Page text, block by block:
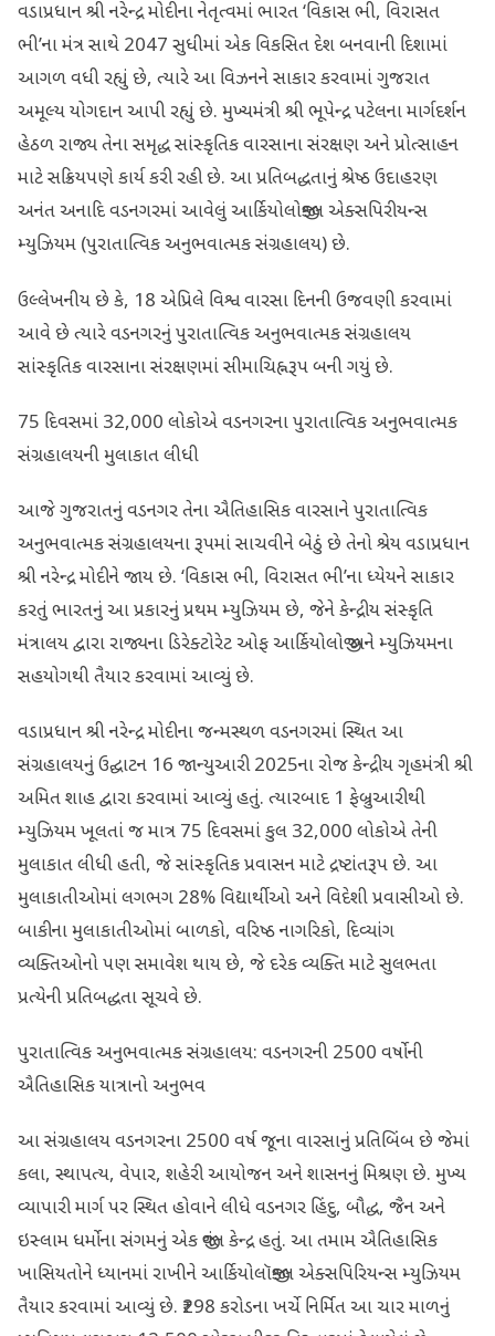
વડાપ્રધાન શ્રી નરેન્દ્ર મોદીના નેતૃત્વમાં ભારત ‘વિકાસ ભી, વિરાસત
ભી’ના મંત્ર સાથે 2047 સુધીમાં એક વિકસિત દેશ બનવાની દિશામાં
આગળ વધી રહ્યું છે, ત્યારે આ વિઝનને સાકાર કરવામાં ગુજરાત
અમૂલ્ય યોગદાન આપી રહ્યું છે. મુખ્યમંત્રી શ્રી ભૂપેન્દ્ર પટેલના માર્ગદર્શન
હેઠળ રાજ્ય તેના સમૃદ્ધ સાંસ્કૃતિક વારસાના સંરક્ષણ અને પ્રોત્સાહન
માટે સક્રિયપણે કાર્ય કરી રહી છે. આ પ્રતિબદ્ધતાનું શ્રેષ્ઠ ઉદાહરણ
અનંત અનાદિ વડનગરમાં આવેલું આર્કિયોલોજીકલ એક્સપિરીયન્સ
મ્યુઝિયમ (પુરાતાત્વિક અનુભવાત્મક સંગ્રહાલય) છે.
ઉલ્લેખનીય છે કે, 18 એપ્રિલે વિશ્વ વારસા દિનની ઉજવણી કરવામાં
આવે છે ત્યારે વડનગરનું પુરાતાત્વિક અનુભવાત્મક સંગ્રહાલય
સાંસ્કૃતિક વારસાના સંરક્ષણમાં સીમાચિહ્નરૂપ બની ગયું છે.
75 દિવસમાં 32,000 લોકોએ વડનગરના પુરાતાત્વિક અનુભવાત્મક
સંગ્રહાલયની મુલાકાત લીધી
આજે ગુજરાતનું વડનગર તેના ઐતિહાસિક વારસાને પુરાતાત્વિક
અનુભવાત્મક સંગ્રહાલયના રૂપમાં સાચવીને બેઠું છે તેનો શ્રેય વડાપ્રધાન
શ્રી નરેન્દ્ર મોદીને જાય છે. ‘વિકાસ ભી, વિરાસત ભી’ના ધ્યેયને સાકાર
કરતું ભારતનું આ પ્રકારનું પ્રથમ મ્યુઝિયમ છે, જેને કેન્દ્રીય સંસ્કૃતિ
મંત્રાલય દ્વારા રાજ્યના ડિરેક્ટોરેટ ઓફ આર્કિયોલોજી અને મ્યુઝિયમના
સહયોગથી તૈયાર કરવામાં આવ્યું છે.
વડાપ્રધાન શ્રી નરેન્દ્ર મોદીના જન્મસ્થળ વડનગરમાં સ્થિત આ
સંગ્રહાલયનું ઉદ્ઘાટન 16 જાન્યુઆરી 2025ના રોજ કેન્દ્રીય ગૃહમંત્રી શ્રી
અમિત શાહ દ્વારા કરવામાં આવ્યું હતું. ત્યારબાદ 1 ફેબ્રુઆરીથી
મ્યુઝિયમ ખૂલતાં જ માત્ર 75 દિવસમાં કુલ 32,000 લોકોએ તેની
મુલાકાત લીધી હતી, જે સાંસ્કૃતિક પ્રવાસન માટે દ્રષ્ટાંતરૂપ છે. આ
મુલાકાતીઓમાં લગભગ 28% વિદ્યાર્થીઓ અને વિદેશી પ્રવાસીઓ છે.
બાકીના મુલાકાતીઓમાં બાળકો, વરિષ્ઠ નાગરિકો, દિવ્યાંગ
વ્યક્તિઓનો પણ સમાવેશ થાય છે, જે દરેક વ્યક્તિ માટે સુલભતા
પ્રત્યેની પ્રતિબદ્ધતા સૂચવે છે.
પુરાતાત્વિક અનુભવાત્મક સંગ્રહાલય: વડનગરની 2500 વર્ષોની
ઐતિહાસિક યાત્રાનો અનુભવ
આ સંગ્રહાલય વડનગરના 2500 વર્ષ જૂના વારસાનું પ્રતિબિંબ છે જેમાં
કલા, સ્થાપત્ય, વેપાર, શહેરી આયોજન અને શાસનનું મિશ્રણ છે. મુખ્ય
વ્યાપારી માર્ગ પર સ્થિત હોવાને લીધે વડનગર હિંદુ, બૌદ્ધ, જૈન અને
ઇસ્લામ ધર્મોના સંગમનું એક જીવંત કેન્દ્ર હતું. આ તમામ ઐતિહાસિક
ખાસિયતોને ધ્યાનમાં રાખીને આર્કિયોલૉજીકલ એક્સપિરિયન્સ મ્યુઝિયમ
તૈયાર કરવામાં આવ્યું છે. ₹298 કરોડના ખર્ચે નિર્મિત આ ચાર માળનું